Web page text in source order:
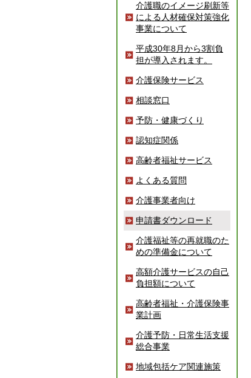
介護職のイメージ刷新等
による人材確保対策強化
事業について
平成30年8月から3割負
担が導入されます。
介護保険サービス
相談窓口
予防・健康づくり
認知症関係
高齢者福祉サービス
よくある質問
介護事業者向け
申請書ダウンロード
介護福祉等の再就職のた
めの準備金について
高額介護サービスの自己
負担額について
高齢者福祉・介護保険事
業計画
介護予防・日常生活支援
総合事業
地域包括ケア関連施策